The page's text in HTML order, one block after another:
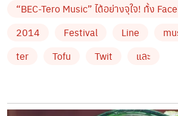
ได้ที่ Thai Ticket Major ทุกสาขา หรือที่
ticketmajor.com ค่ะ
“BEC-Tero Music” ได้อย่างจุใจ! ทั้ง
2014
Festival Line
ter
Tofu Twit และ